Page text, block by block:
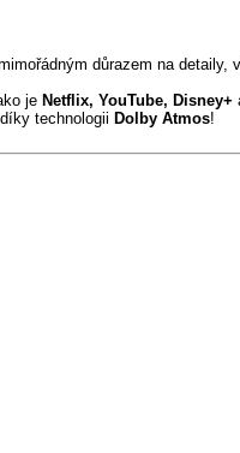
důrazem na detaily,
je Netflix, YouTube, Disney+
technologii Dolby Atmos!